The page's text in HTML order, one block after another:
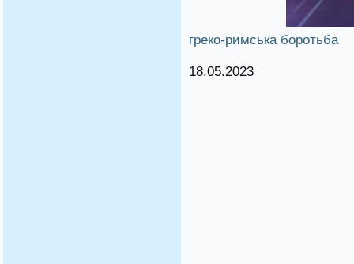
греко-римська боротьба
18.05.2023